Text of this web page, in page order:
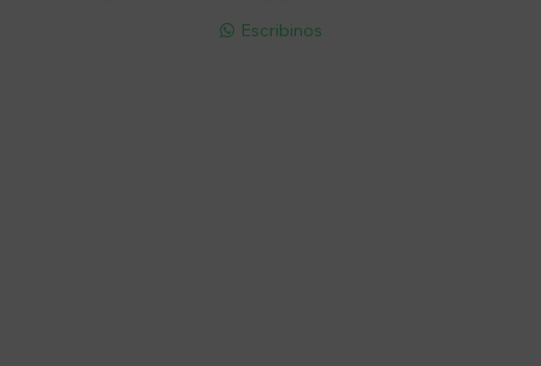
 Escribinos